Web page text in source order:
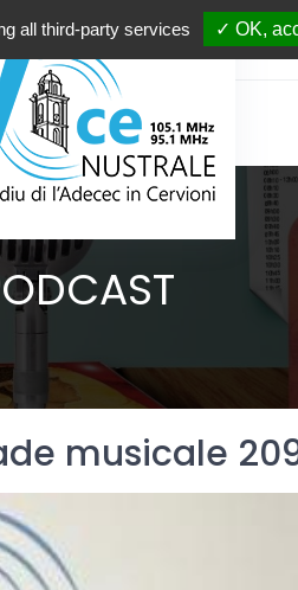
musicale
all third-party services ✓ OK,